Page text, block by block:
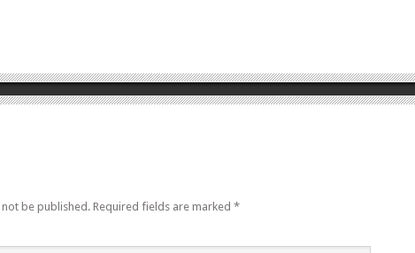
be published. Required fields are marked *